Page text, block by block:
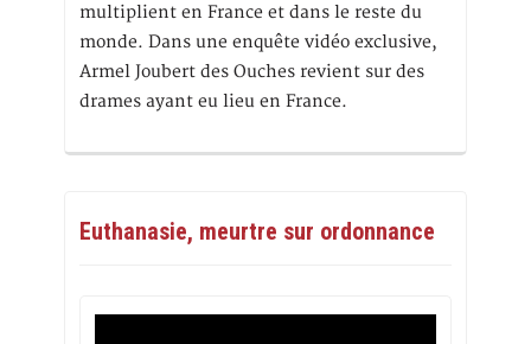
multiplient en France et dans le reste du
monde. Dans une enquête vidéo exclusive,
Armel Joubert des Ouches revient sur des
drames ayant eu lieu en France.
Euthanasie, meurtre sur ordonnance